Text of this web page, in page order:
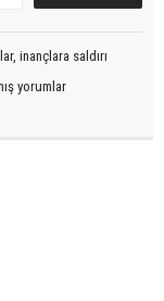
inançlara saldırı
yorumlar